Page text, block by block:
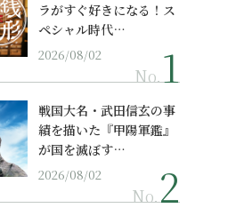
ラがすぐ好きになる！ス
ペシャル時代…
2026/08/02
No.
戦国大名・武田信玄の事
績を描いた『甲陽軍鑑』
が国を滅ぼす…
2026/08/02
No.